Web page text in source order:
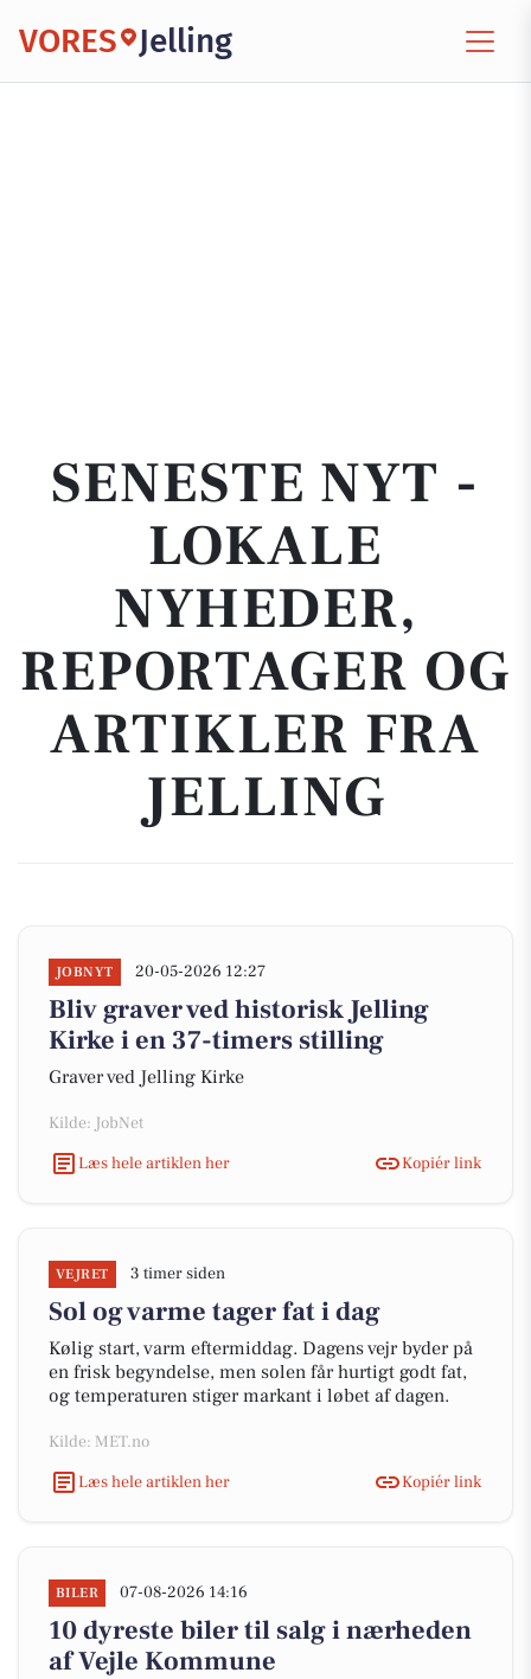
VORES Jelling
SENESTE NYT -
LOKALE
NYHEDER,
REPORTAGER OG
ARTIKLER FRA
JELLING
JOBNYT 20-05-2026 12:27
Bliv graver ved historisk Jelling
Kirke i en 37-timers stilling
Graver ved Jelling Kirke
Kilde: JobNet
Læs hele artiklen her
Kopiér link
VEJRET 3 timer siden
Sol og varme tager fat i dag
Kølig start, varm eftermiddag. Dagens vejr byder på
en frisk begyndelse, men solen får hurtigt godt fat,
og temperaturen stiger markant i løbet af dagen.
Kilde: MET.no
Læs hele artiklen her
Kopiér link
BILER 07-08-2026 14:16
10 dyreste biler til salg i nærheden
af Vejle Kommune